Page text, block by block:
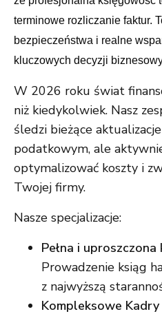
terminowe rozliczanie faktur.
bezpieczeństwa i realne
kluczowych decyzji
W 2026 roku świat
niż kiedykolwiek. Nasz
śledzi bieżące
podatkowym, ale
optymalizować koszty i
Twojej firmy.
Nasze specjalizacje:
Pełna i
Prowadzenie ksiąg
z najwyższą
Kompleksowe Kadry